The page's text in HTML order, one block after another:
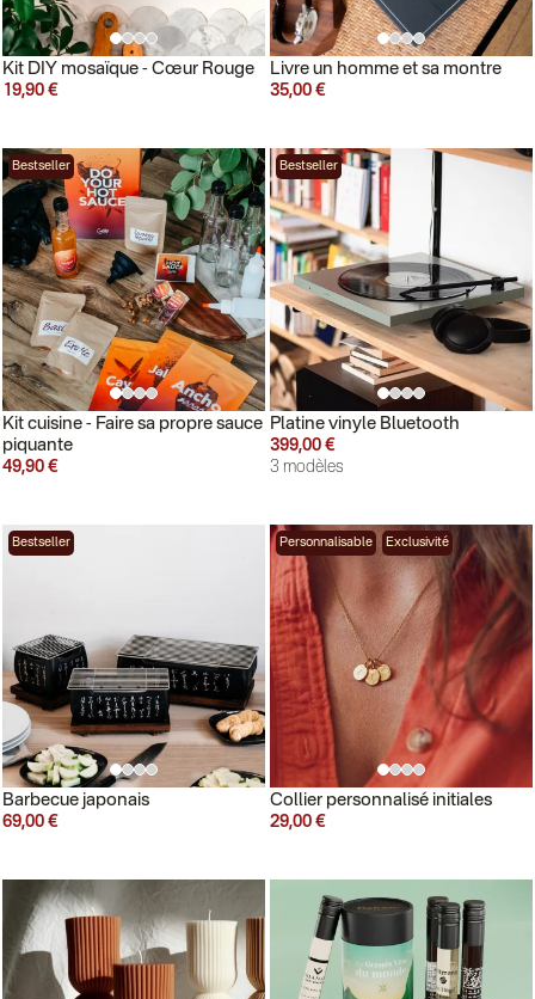
Kit DIY mosaïque - Cœur Rouge
19,90 €
Livre un homme et sa montre
35,00 €
Bestseller
Kit cuisine - Faire sa propre sauce
piquante
49,90 €
Bestseller
Platine vinyle Bluetooth
399,00 €
3 modèles
Bestseller
Barbecue japonais
69,00 €
Personnalisable Exclusivité
Collier personnalisé initiales
29,00 €